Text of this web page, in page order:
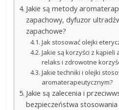
Jakie są metody
zapachowy, dyfuzor
zapachowe?
Jak stosować olejki
Jakie są korzyści z
relaks i zdrowotne
Jakie techniki i olejki
aromaterapeutycznym?
Jakie są zalecenia i
bezpieczeństwa